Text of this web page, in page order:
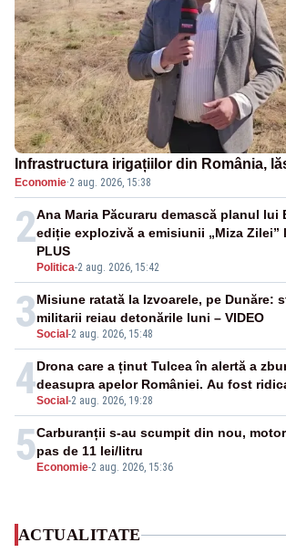
Infrastructura irigațiilor din România,
Economie·2 aug. 2026, 15:38
2
Politica-2 aug. 2026, 15:42
Ana Maria Păcuraru demască planul lui
ediție explozivă a emisiunii „Miza Zilei”
PLUS
3Social -2 aug. 2026, 15:48
Misiune ratată la Izvoarele, pe Dunăre:
militarii reiau detonările luni – VIDEO
4Social -2 aug. 2026, 19:28
Drona care a ținut Tulcea în alertă a
deasupra apelor României. Au fost
5 Economie-2 aug. 2026, 15:36
Carburanții s-au scumpit din nou,
pas de 11 lei/litru
ACTUALITATE